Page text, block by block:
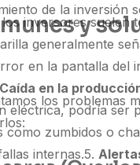
de la inversión
los inversores suelen
generalmente
en la pantalla del
Caída en la
eléctrica, podría ser
como zumbidos o
internas.5.
y
los problemas